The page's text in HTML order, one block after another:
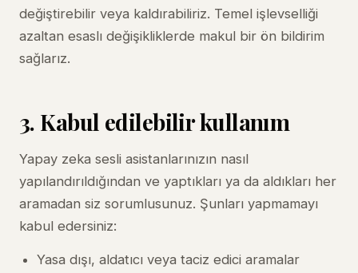
değiştirebilir veya kaldırabiliriz. Temel işlevselliği
azaltan esaslı değişikliklerde makul bir ön bildirim
sağlarız.
3. Kabul edilebilir kullanım
Yapay zeka sesli asistanlarınızın nasıl
yapılandırıldığından ve yaptıkları ya da aldıkları her
aramadan siz sorumlusunuz. Şunları yapmamayı
kabul edersiniz:
Yasa dışı, aldatıcı veya taciz edici aramalar